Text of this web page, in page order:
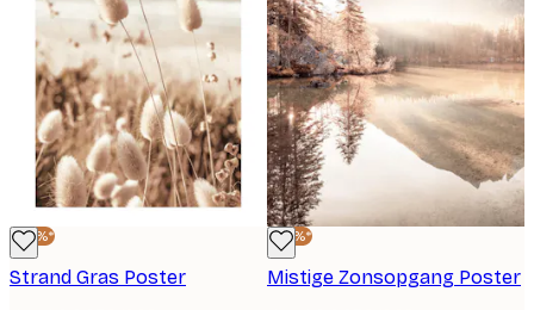
-30%*
Strand Gras Poster
-30%*
Mistige Zonsopgang Poster